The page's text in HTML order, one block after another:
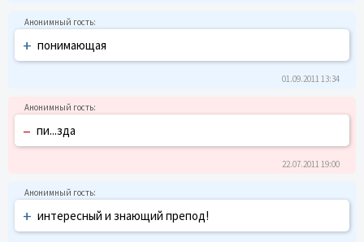
+ понимающая
01.09.2011 13:34
– пи...зда
22.07.2011 19:00
+ интересный и знающий препод!